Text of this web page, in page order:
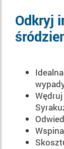
Odkryj